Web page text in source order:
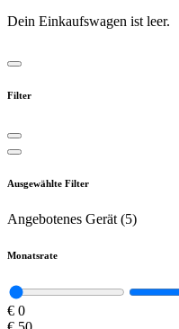
Dein Einkaufswagen ist leer.
Filter
Ausgewählte Filter
Angebotenes Gerät (5)
Monatsrate
€ 0